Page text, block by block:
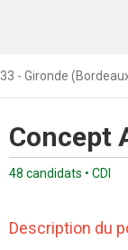
33 - Gironde
Concept
48 candidats • CDI
Description du